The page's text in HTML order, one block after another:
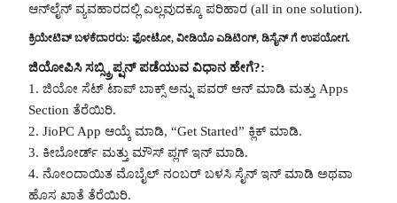
ಆನ್‌ಲೈನ್ ವ್ಯವಹಾರದಲ್ಲಿ ಎಲ್ಲವುದಕ್ಕೂ ಪರಿಹಾರ (all in one solution).
ಕ್ರಿಯೇಟಿವ್ ಬಳಕೆದಾರರು: ಫೋಟೋ, ವೀಡಿಯೊ ಎಡಿಟಿಂಗ್, ಡಿಸೈನ್ ಗೆ ಉಪಯೋಗ.
ಜಿಯೋಪಿಸಿ ಸಬ್ಸ್ಕ್ರಿಪ್ಷನ್ ಪಡೆಯುವ ವಿಧಾನ ಹೇಗೆ?:
1. ಜಿಯೋ ಸೆಟ್ ಟಾಪ್ ಬಾಕ್ಸ್ ಅನ್ನು ಪವರ್ ಆನ್ ಮಾಡಿ ಮತ್ತು Apps
Section ತೆರೆಯಿರಿ.
2. JioPC App ಆಯ್ಕೆ ಮಾಡಿ, “Get Started” ಕ್ಲಿಕ್ ಮಾಡಿ.
3. ಕೀಬೋರ್ಡ್ ಮತ್ತು ಮೌಸ್ ಪ್ಲಗ್ ಇನ್ ಮಾಡಿ.
4. ನೋಂದಾಯಿತ ಮೊಬೈಲ್ ನಂಬರ್ ಬಳಸಿ ಸೈನ್ ಇನ್ ಮಾಡಿ ಅಥವಾ
ಹೊಸ ಖಾತೆ ತೆರೆಯಿರಿ.